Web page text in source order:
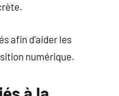
afin d’aider les
numérique.